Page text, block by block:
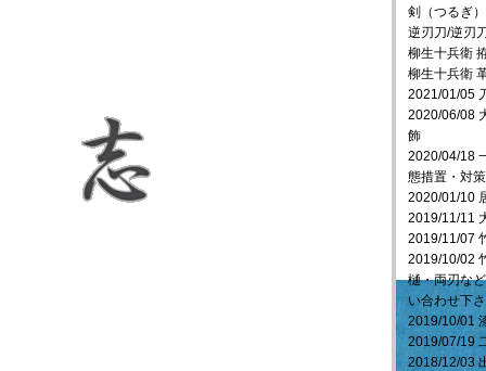
剣（つるぎ
逆刃刀/逆刃
柳生十兵衛
柳生十兵衛
2021/01/05
2020/06/08
飾
2020/04/18
態措置・対
2020/01/10
2019/11/11
2019/11/07
2019/10/02
樋・両刃な
い合わせ下
2019/10/01
2019/07/19
2018/12/03